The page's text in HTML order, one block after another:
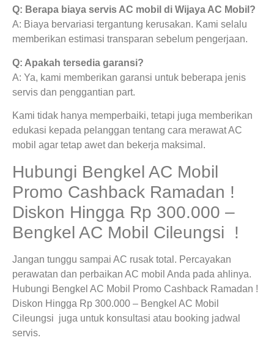
Q: Berapa biaya servis AC mobil di Wijaya AC Mobil?
A: Biaya bervariasi tergantung kerusakan. Kami selalu
memberikan estimasi transparan sebelum pengerjaan.
Q: Apakah tersedia garansi?
A: Ya, kami memberikan garansi untuk beberapa jenis
servis dan penggantian part.
Kami tidak hanya memperbaiki, tetapi juga memberikan
edukasi kepada pelanggan tentang cara merawat AC
mobil agar tetap awet dan bekerja maksimal.
Hubungi Bengkel AC Mobil
Promo Cashback Ramadan !
Diskon Hingga Rp 300.000 –
Bengkel AC Mobil Cileungsi !
Jangan tunggu sampai AC rusak total. Percayakan
perawatan dan perbaikan AC mobil Anda pada ahlinya.
Hubungi Bengkel AC Mobil Promo Cashback Ramadan !
Diskon Hingga Rp 300.000 – Bengkel AC Mobil
Cileungsi juga untuk konsultasi atau booking jadwal
servis.